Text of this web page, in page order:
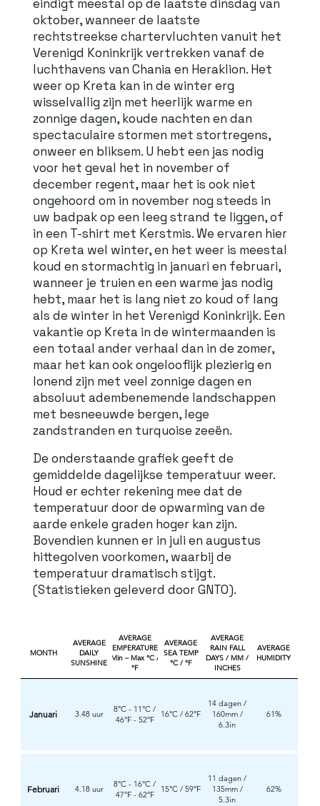
eindigt meestal op de laatste dinsdag van
oktober, wanneer de laatste
rechtstreekse chartervluchten vanuit het
Verenigd Koninkrijk vertrekken vanaf de
luchthavens van Chania en Heraklion. Het
weer op Kreta kan in de winter erg
wisselvallig zijn met heerlijk warme en
zonnige dagen, koude nachten en dan
spectaculaire stormen met stortregens,
onweer en bliksem. U hebt een jas nodig
voor het geval het in november of
december regent, maar het is ook niet
ongehoord om in november nog steeds in
uw badpak op een leeg strand te liggen, of
in een T-shirt met Kerstmis. We ervaren hier
op Kreta wel winter, en het weer is meestal
koud en stormachtig in januari en februari,
wanneer je truien en een warme jas nodig
hebt, maar het is lang niet zo koud of lang
als de winter in het Verenigd Koninkrijk. Een
vakantie op Kreta in de wintermaanden is
een totaal ander verhaal dan in de zomer,
maar het kan ook ongelooflijk plezierig en
lonend zijn met veel zonnige dagen en
absoluut adembenemende landschappen
met besneeuwde bergen, lege
zandstranden en turquoise zeeën.
De onderstaande grafiek geeft de
gemiddelde dagelijkse temperatuur weer.
Houd er echter rekening mee dat de
temperatuur door de opwarming van de
aarde enkele graden hoger kan zijn.
Bovendien kunnen er in juli en augustus
hittegolven voorkomen, waarbij de
temperatuur dramatisch stijgt.
(Statistieken geleverd door GNTO).
MONTH
AVERAGE
DAILY
SUNSHINE
AVERAGE
TEMPERATURES
Min – Max °C /
°F
AVERAGE
SEA TEMP
°C / °F
AVERAGE
RAIN FALL
DAYS / MM /
INCHES
AVERAGE
HUMIDITY
Januari 3.48 uur
8°C - 11°C /
46°F - 52°F
16°C / 62°F
14 dagen /
160mm /
6.3in
61%
Februari 4.18 uur
8°C - 16°C /
47°F - 62°F
15°C / 59°F
11 dagen /
135mm /
5.3in
62%